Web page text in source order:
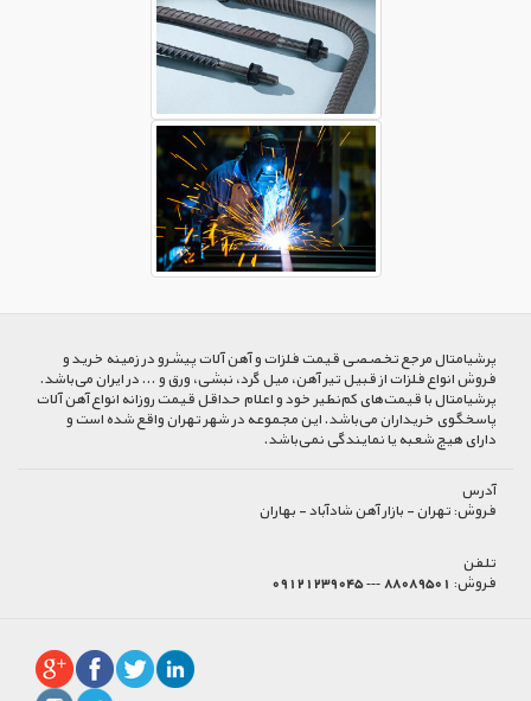
پرشیا‌متال مرجع تخصصی قیمت فلزات و آهن آلات پیشرو در زمینه خرید و
فروش انواع فلزات از قبیل تیر آهن، میل گرد، نبشی، ورق و ... در ایران می‌باشد.
پرشیامتال با قیمت‌های کم‌نظیر خود و اعلام حداقل قیمت روزانه انواع آهن آلات
پاسخگوی خریداران می‌باشد. این مجموعه در شهر تهران واقع شده است و
دارای هیچ شعبه یا نمایندگی نمی‌باشد.
آدرس
فروش:تهران - بازار آهن شادآباد - بهاران
تلفن
فروش: 88089501 --- 09121239045